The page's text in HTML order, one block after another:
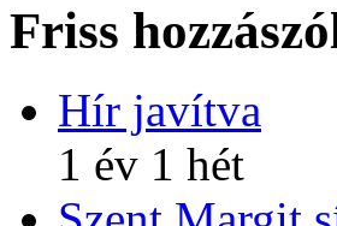
Friss
Hír javítva
1 év 1 hét